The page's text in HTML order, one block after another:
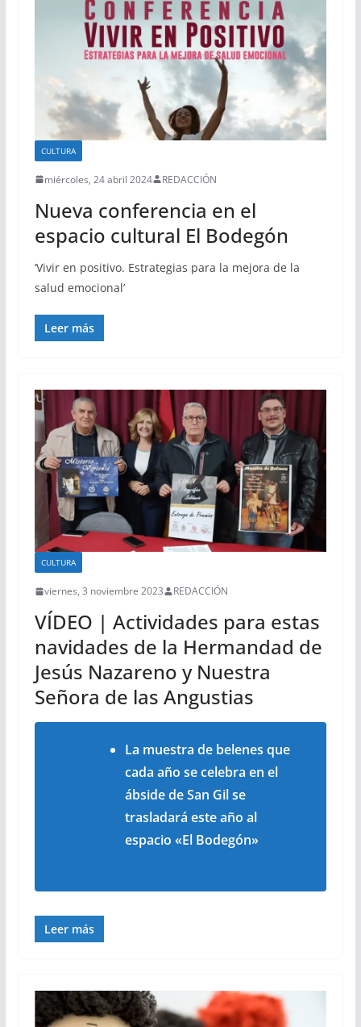
CULTURA
miércoles, 24 abril 2024 REDACCIÓN
Nueva conferencia en el
espacio cultural El Bodegón
‘Vivir en positivo. Estrategias para la mejora de la
salud emocional’
Leer más
CULTURA
viernes, 3 noviembre 2023 REDACCIÓN
VÍDEO | Actividades para estas
navidades de la Hermandad de
Jesús Nazareno y Nuestra
Señora de las Angustias
La muestra de belenes que
cada año se celebra en el
ábside de San Gil se
trasladará este año al
espacio «El Bodegón»
Leer más